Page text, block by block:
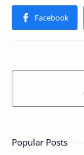
Popular Posts